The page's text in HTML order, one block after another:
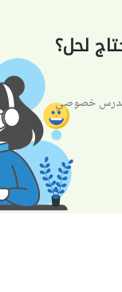
لحل؟
مدرس خصوصي